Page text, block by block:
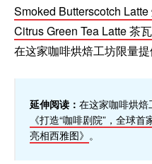
Smoked Butterscotch
Citrus Green Tea Latte 茶
在这家咖啡烘焙工坊限量提
延伸阅读： 在这家咖啡烘
《打造“咖啡剧院”，全球
亮相西雅图》 。